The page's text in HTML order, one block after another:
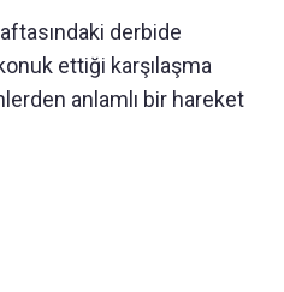
derbide
ettiği karşılaşma
anlamlı bir hareket